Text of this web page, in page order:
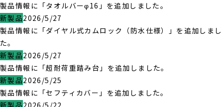
製品情報に「タオルバーφ16」を追加しました。
新製品2026/5/27
製品情報に「ダイヤル式カムロック（防水仕様）」を追加しまし
た。
新製品2026/5/27
製品情報に「超耐荷重踏み台」を追加しました。
新製品2026/5/25
製品情報に「セフティカバー」を追加しました。
新製品2026/5/22